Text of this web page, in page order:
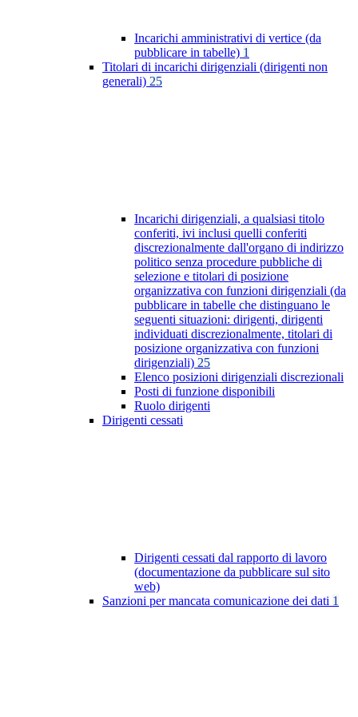
Incarichi amministrativi di vertice (da
pubblicare in tabelle) 1
Titolari di incarichi dirigenziali (dirigenti non
generali) 25
Incarichi dirigenziali, a qualsiasi titolo
conferiti, ivi inclusi quelli conferiti
discrezionalmente dall'organo di indirizzo
politico senza procedure pubbliche di
selezione e titolari di posizione
organizzativa con funzioni dirigenziali (da
pubblicare in tabelle che distinguano le
seguenti situazioni: dirigenti, dirigenti
individuati discrezionalmente, titolari di
posizione organizzativa con funzioni
dirigenziali) 25
Elenco posizioni dirigenziali discrezionali
Posti di funzione disponibili
Ruolo dirigenti
Dirigenti cessati
Dirigenti cessati dal rapporto di lavoro
(documentazione da pubblicare sul sito
web)
Sanzioni per mancata comunicazione dei dati 1